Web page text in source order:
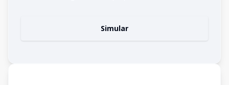
Simular